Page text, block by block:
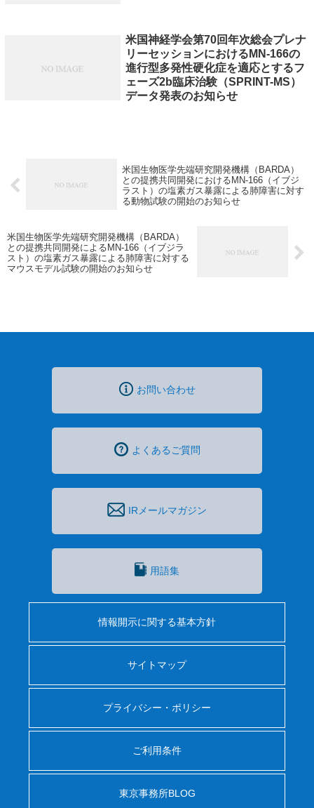
米国神経学会第70回年次総会プレナ
リーセッションにおけるMN-166の
進行型多発性硬化症を適応とするフ
ェーズ2b臨床治験（SPRINT-MS）
データ発表のお知らせ
米国生物医学先端研究開発機構（BARDA）
との提携共同開発におけるMN-166（イブジ
ラスト）の塩素ガス暴露による肺障害に対す
る動物試験の開始のお知らせ
米国生物医学先端研究開発機構（BARDA）
との提携共同開発によるMN-166（イブジラ
スト）の塩素ガス暴露による肺障害に対する
マウスモデル試験の開始のお知らせ
お問い合わせ
よくあるご質問
IRメールマガジン
用語集
情報開示に関する基本方針
サイトマップ
プライバシー・ポリシー
ご利用条件
東京事務所BLOG